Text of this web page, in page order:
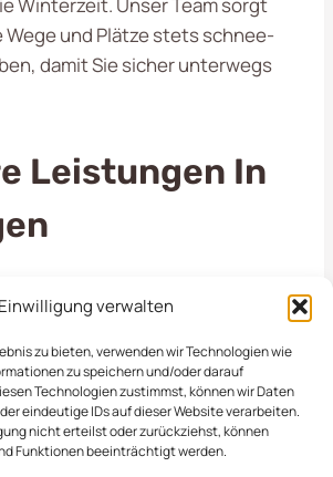
Einwilligung verwalten
zu bieten, verwenden wir Technologien wie
zu speichern und/oder darauf
Technologien zustimmst, können wir Daten
eindeutige IDs auf dieser Website verarbeiten.
nicht erteilst oder zurückziehst, können
Funktionen beeinträchtigt werden.
Wege und Plätze stets schnee-
damit Sie sicher unterwegs
Leistungen In
Streudienst
Bereitschaftsdienst
Notfallservice